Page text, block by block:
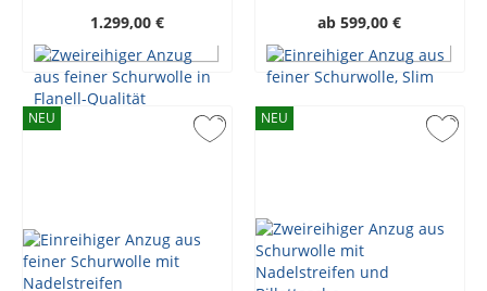
1.299,00 €
ab 599,00 €
NEU NEU